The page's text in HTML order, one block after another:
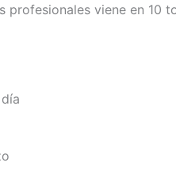
profesionales viene en